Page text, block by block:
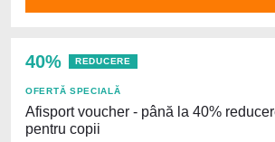
40% REDUCERE
OFERTĂ SPECIALĂ
Afisport voucher - până la 40%
pentru copii